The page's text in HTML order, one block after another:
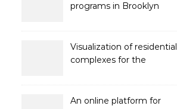
programs in Brooklyn
Visualization of residential
complexes for the
An online platform for